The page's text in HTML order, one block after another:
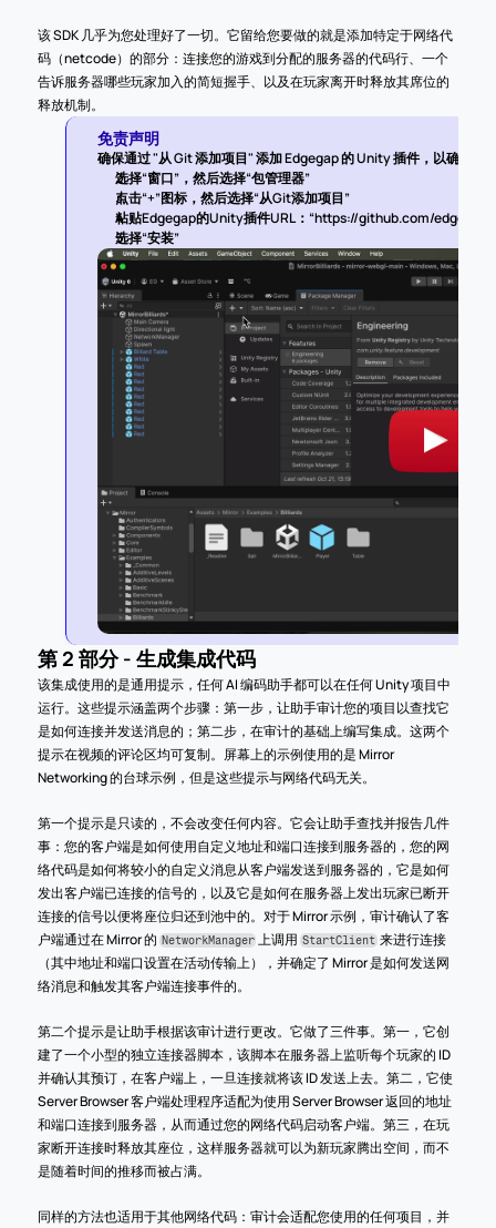
该 SDK 几乎为您处理好了一切。它留给您要做的就是添加特定于网络代
码（netcode）的部分：连接您的游戏到分配的服务器的代码行、一个
告诉服务器哪些玩家加入的简短握手、以及在玩家离开时释放其席位的
释放机制。
免责声明
确保通过 "从 Git 添加项目" 添加 Edgegap 的 Unity 插件，以确保您
选择“窗口”，然后选择“包管理器”
点击“+”图标，然后选择“从Git添加项目”
粘贴Edgegap的Unity插件URL：“https://github.com/
选择“安装”
第 2 部分 - 生成集成代码
该集成使用的是通用提示，任何 AI 编码助手都可以在任何 Unity 项目中
运行。这些提示涵盖两个步骤：第一步，让助手审计您的项目以查找它
是如何连接并发送消息的；第二步，在审计的基础上编写集成。这两个
提示在视频的评论区均可复制。屏幕上的示例使用的是 Mirror
Networking 的台球示例，但是这些提示与网络代码无关。
第一个提示是只读的，不会改变任何内容。它会让助手查找并报告几件
事：您的客户端是如何使用自定义地址和端口连接到服务器的，您的网
络代码是如何将较小的自定义消息从客户端发送到服务器的，它是如何
发出客户端已连接的信号的，以及它是如何在服务器上发出玩家已断开
连接的信号以便将座位归还到池中的。对于 Mirror 示例，审计确认了客
户端通过在 Mirror 的 NetworkManager 上调用 StartClient 来进行连接
（其中地址和端口设置在活动传输上），并确定了 Mirror 是如何发送网
络消息和触发其客户端连接事件的。
第二个提示是让助手根据该审计进行更改。它做了三件事。第一，它创
建了一个小型的独立连接器脚本，该脚本在服务器上监听每个玩家的 ID
并确认其预订，在客户端上，一旦连接就将该 ID 发送上去。第二，它使
Server Browser 客户端处理程序适配为使用 Server Browser 返回的地址
和端口连接到服务器，从而通过您的网络代码启动客户端。第三，在玩
家断开连接时释放其座位，这样服务器就可以为新玩家腾出空间，而不
是随着时间的推移而被占满。
同样的方法也适用于其他网络代码：审计会适配您使用的任何项目，并